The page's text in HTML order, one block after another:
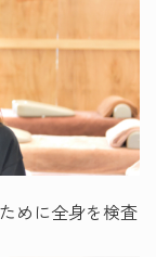
めに全身を検査